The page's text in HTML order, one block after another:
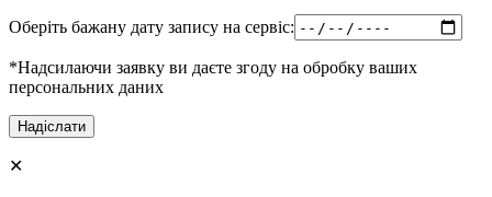
Оберіть бажану дату запису на сервіс:
*Надсилаючи заявку ви даєте згоду на обробку ваших
персональних даних
✕